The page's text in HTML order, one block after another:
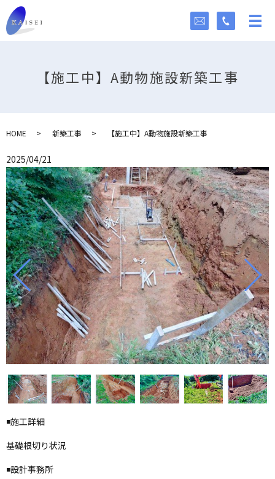
【施工中】A動物施設新築工事
HOME 新築工事 【施工中】A動物施設新築工事
2025/04/21
◾️施工詳細
基礎根切り状況
◾️設計事務所